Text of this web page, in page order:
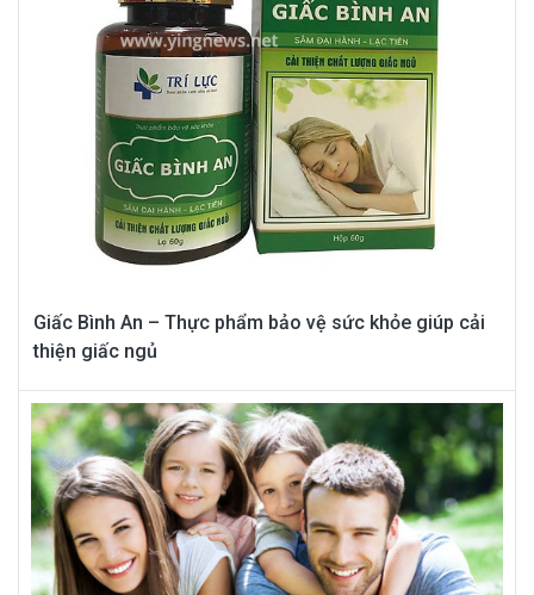
Giấc Bình An – Thực phẩm bảo vệ sức khỏe giúp cải
thiện giấc ngủ